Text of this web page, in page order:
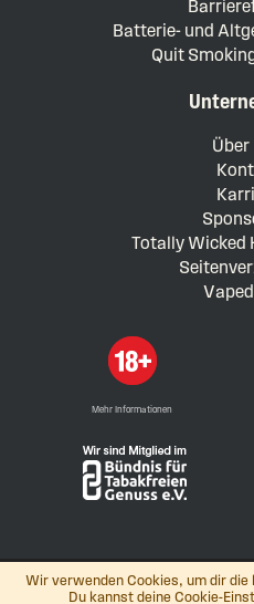
Wir verwenden Cookies, um dir
Du kannst deine Cookie-
Batterie- und
Quit
Über
Totally Wicked
Mehr Informationen